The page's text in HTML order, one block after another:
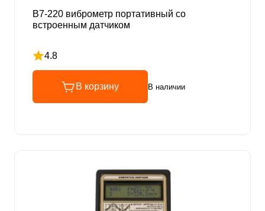
В7-220 виброметр портативный со
встроенным датчиком
4.8
Рейтинг 4.8 из 5
В корзину В наличии